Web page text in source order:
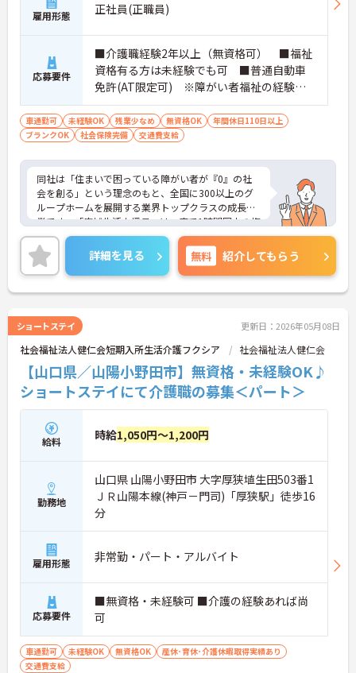
雇用形態 正社員(正職員)
応募要件
■介護職経験2年以上（無資格可） ■福祉
資格有る方は未経験でも可 ■普通自動車
免許(AT限定可) ※障がい者福祉の経験は
不問です。※実務経験2年以上の方、障がい
者福祉に関する経験をお持ちの方大歓迎
車通勤可 未経験OK 残業少なめ 無資格OK
年間休日110日以上
ブランクOK
社会保険完備 交通費支給
同社は「住まいで困っている障がい者が『0』の社
会を創る」という理念のもと、全国に300以上のグ
ループホームを展開する業界トップクラスの成長企
業です。「広域生活支援員」は、車で1時間圏内の複
数施設を横断的に担当し、現場支援とパートスタッ
フのサポートを行うハイクラスなポジションです。
最新設備とバリアフリーが完備され、スタッフの身
体的負担が少なく、広域手当5万円が付与されるこ
とで高い給与水準を実現しています。年間休日114
効率化など、ワークライフバランスを保ちながら定
年70歳まで長期的に活躍できる制度が盤石に整って
います。複数施設を経験することで培われるマネジ
メント視点は、将来的なエリアマネージャーへのキ
ャリアアップにも直結しており、最新の環境で専門
性を発揮したいプロフェッショナルの方にお勧めで
す。
★おすすめPOINT★
・広域支援員として複数のホームを巡るため、各ホ
ームのパートスタッフの教育やサポートにも携わる
ことができ、現場の介助業務にとどまらず、施設運
営や人材育成の視点を養うことで、将来のエリアマ
ネージャー候補としてのステップアップに直結しま
・定年70歳、再雇用75歳までという業界屈指の制度
があり、20代から60代まで幅広い年代が活躍してい
ます。年間休日も114日確保されているため、無理
・全施設がバリアフリー設計かつ最新設備を備えて
おり、清潔感にあふれた美しい環境です。ハード面
に加え、ソフト面でも「献立の事前決定・レシピ完
備」により現場の負担が大幅に軽減されています。
ご利用者様の安全性はもちろん、働くスタッフにと
っても身体的負担が少なく、高いモチベーションを
詳細を見る 無料 紹介してもらう
ショートステイ 更新日：2026年05月08日
社会福祉法人健仁会短期入所生活介護フクシア 社会福祉法人健仁会
【山口県／山陽小野田市】無資格・未経験OK♪
ショートステイにて介護職の募集＜パート＞
給料 時給1,050円～1,200円
勤務地
山口県 山陽小野田市 大字厚狭埴生田503番1
ＪＲ山陽本線(神戸－門司)「厚狭駅」徒歩16
分
雇用形態 非常勤・パート・アルバイト
応募要件
■無資格・未経験可 ■介護の経験あれば尚
可
車通勤可 未経験OK 無資格OK
産休･育休･介護休暇取得実績あり
交通費支給